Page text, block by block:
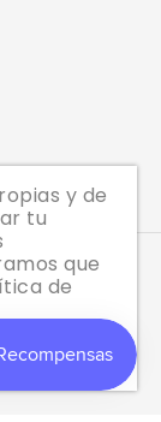
Métodos
de
pago
y de
tu
que
de